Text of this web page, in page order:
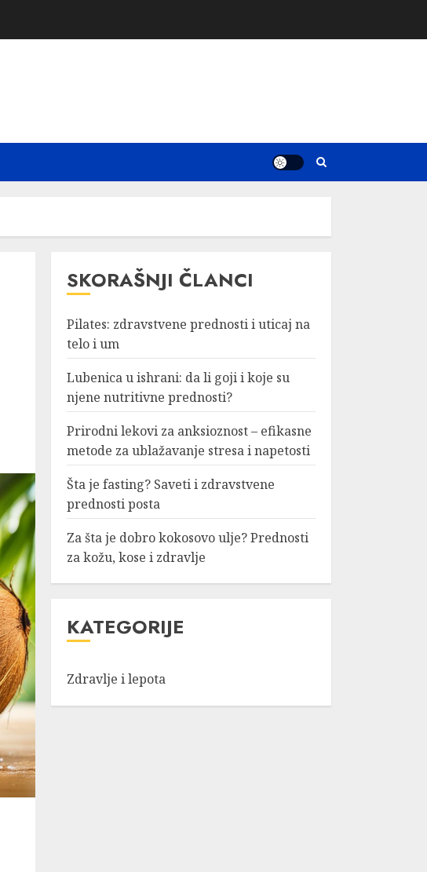
SKORAŠNJI ČLANCI
Pilates: zdravstvene prednosti i uticaj na
telo i um
Lubenica u ishrani: da li goji i koje su
njene nutritivne prednosti?
Prirodni lekovi za anksioznost – efikasne
metode za ublažavanje stresa i napetosti
Šta je fasting? Saveti i zdravstvene
prednosti posta
Za šta je dobro kokosovo ulje? Prednosti
za kožu, kose i zdravlje
KATEGORIJE
Zdravlje i lepota